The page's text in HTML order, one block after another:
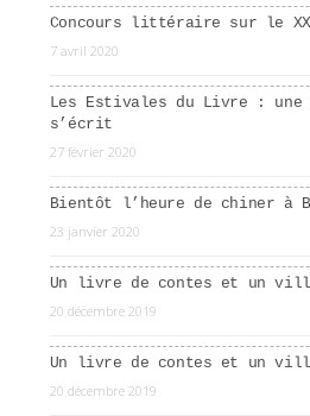
Concours littéraire sur le
7 avril 2020
Les Estivales du Livre : une
s’écrit
27 février 2020
Bientôt l’heure de chiner à
23 janvier 2020
Un livre de contes et un
20 décembre 2019
Un livre de contes et un
20 décembre 2019